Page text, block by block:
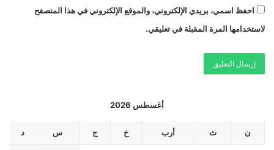
احفظ اسمي، بريدي الإلكتروني، والموقع الإلكتروني في هذا المتصفح
لاستخدامها المرة المقبلة في تعليقي.
أغسطس 2026
ن ث أرب خ ج س د